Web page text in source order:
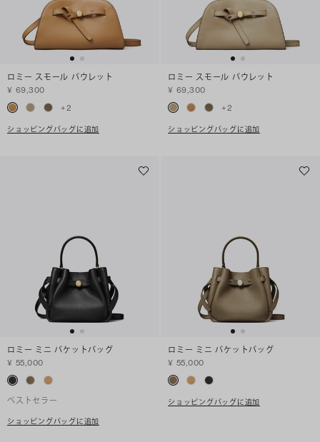
ロミー スモール バウレット
¥ 69,300
+2
ショッピングバッグに追加
ロミー スモール バウレット
¥ 69,300
+2
ショッピングバッグに追加
ロミー ミニ バケットバッグ
¥ 55,000
ベストセラー
ショッピングバッグに追加
ロミー ミニ バケットバッグ
¥ 55,000
ショッピングバッグに追加